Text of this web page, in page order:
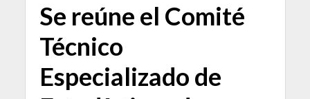
Se reúne el Comité
Técnico
Especializado de